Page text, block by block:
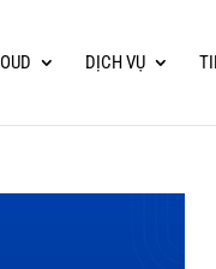
DỊCH VỤ